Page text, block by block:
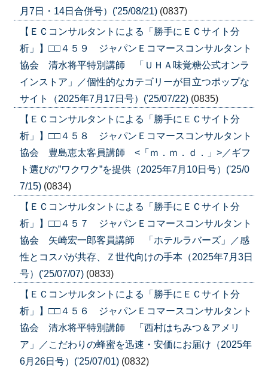
月7日・14日合併号）('25/08/21) (0837)
【ＥＣコンサルタントによる「勝手にＥＣサイト分
析」】□□４５９ ジャパンＥコマースコンサルタント
協会 清水将平特別講師 「ＵＨＡ味覚糖公式オンラ
インストア」／個性的なカテゴリーが目立つポップな
サイト（2025年7月17日号）('25/07/22) (0835)
【ＥＣコンサルタントによる「勝手にＥＣサイト分
析」】□□４５８ ジャパンＥコマースコンサルタント
協会 豊島恵太客員講師 <「ｍ．ｍ．ｄ．」>／ギフ
ト選びの”ワクワク”を提供（2025年7月10日号）('25/0
7/15) (0834)
【ＥＣコンサルタントによる「勝手にＥＣサイト分
析」】□□４５７ ジャパンＥコマースコンサルタント
協会 矢崎宏一郎客員講師 「ホテルラバーズ」／感
性とコスパが共存、Ｚ世代向けの手本（2025年7月3日
号）('25/07/07) (0833)
【ＥＣコンサルタントによる「勝手にＥＣサイト分
析」】□□４５６ ジャパンＥコマースコンサルタント
協会 清水将平特別講師 「西村はちみつ＆アメリ
ア」／こだわりの蜂蜜を迅速・安価にお届け（2025年
6月26日号）('25/07/01) (0832)